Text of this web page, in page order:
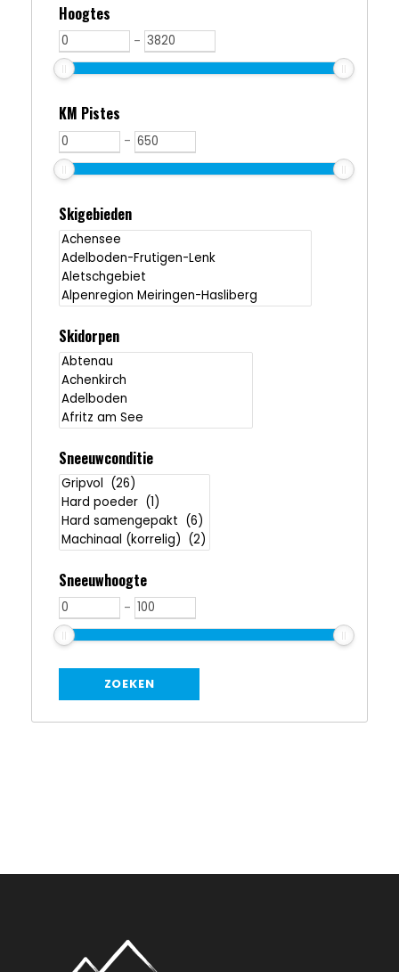
Hoogtes
-
KM Pistes
-
Skigebieden
Skidorpen
Sneeuwconditie
Sneeuwhoogte
-